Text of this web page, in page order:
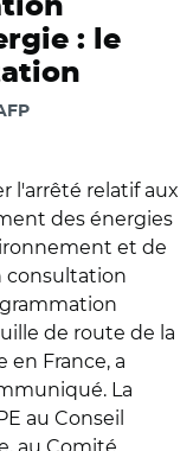
: le
l'arrêté relatif aux
des énergies
et de
consultation
de route de la
France, a
La
au Conseil